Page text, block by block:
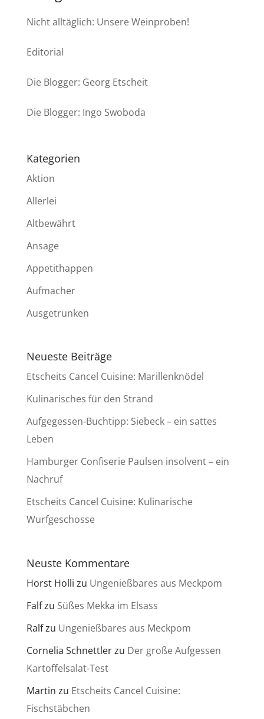
Nicht alltäglich: Unsere Weinproben!
Editorial
Die Blogger: Georg Etscheit
Die Blogger: Ingo Swoboda
Kategorien
Aktion
Allerlei
Altbewährt
Ansage
Appetithappen
Aufmacher
Ausgetrunken
Neueste Beiträge
Etscheits Cancel Cuisine: Marillenknödel
Kulinarisches für den Strand
Aufgegessen-Buchtipp: Siebeck – ein sattes
Leben
Hamburger Confiserie Paulsen insolvent – ein
Nachruf
Etscheits Cancel Cuisine: Kulinarische
Wurfgeschosse
Neuste Kommentare
Horst Holli zu Ungenießbares aus Meckpom
Falfzu Süßes Mekka im Elsass
Ralfzu Ungenießbares aus Meckpom
Cornelia Schnettlerzu Der große Aufgessen
Kartoffelsalat-Test
Martin zu Etscheits Cancel Cuisine:
Fischstäbchen